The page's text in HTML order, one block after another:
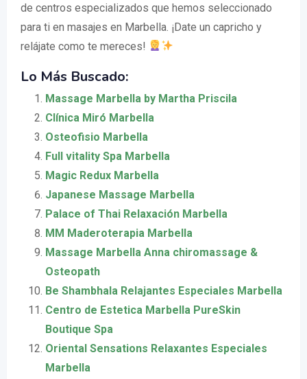
de centros especializados que hemos seleccionado
para ti en masajes en Marbella. ¡Date un capricho y
relájate como te mereces!
Lo Más Buscado:
Massage Marbella by Martha Priscila
Clínica Miró Marbella
Osteofisio Marbella
Full vitality Spa Marbella
Magic Redux Marbella
Japanese Massage Marbella
Palace of Thai Relaxación Marbella
MM Maderoterapia Marbella
Massage Marbella Anna chiromassage &
Osteopath
Be Shambhala Relajantes Especiales Marbella
Centro de Estetica Marbella PureSkin
Boutique Spa
Oriental Sensations Relaxantes Especiales
Marbella